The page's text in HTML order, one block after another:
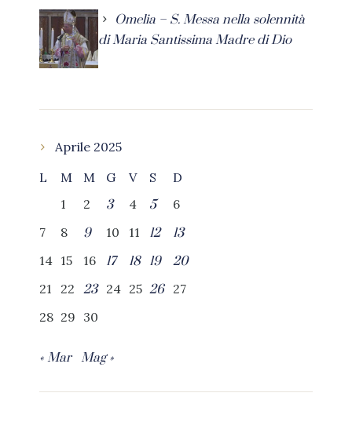
Omelia – S. Messa nella solennità
di Maria Santissima Madre di Dio
Aprile 2025
L
M M G V S
D
1
2 3 4 5
6
7
8 9 10 11 12
13
14 15 16 17 18 19
20
21
22 23 24 25 26 27
28 29 30
« Mar Mag »